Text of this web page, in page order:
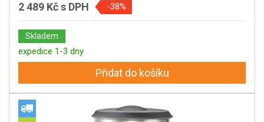
2 489 Kčs DPH -38%
Skladem
expedice 1-3 dny
Přidat do košíku